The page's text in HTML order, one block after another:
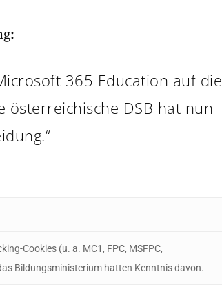
365 Education auf die
österreichische DSB hat nun
Cookies (u. a. MC1, FPC, MSFPC,
Bildungsministerium hatten Kenntnis davon.